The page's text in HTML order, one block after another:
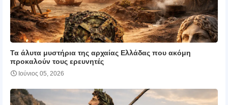
Τα άλυτα μυστήρια της αρχαίας Ελλάδας που ακόμη
προκαλούν τους ερευνητές
Ιούνιος 05, 2026